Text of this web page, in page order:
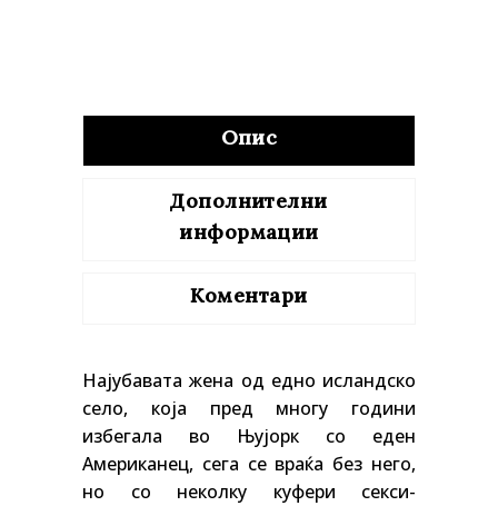
Опис
Дополнителни
информации
Коментари
Најубавата жена од едно исландско
село, која пред многу години
избегала во Њујорк со еден
Американец, сега се враќа без него,
но со неколку куфери секси-